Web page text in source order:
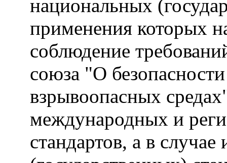
национальных
применения которых
соблюдение
союза "О
взрывоопасных
международных и
стандартов, а в